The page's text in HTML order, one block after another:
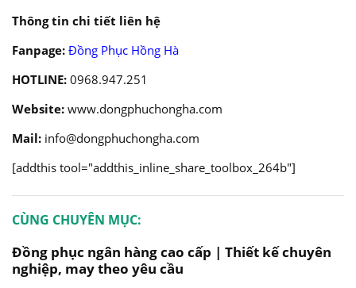
Thông tin chi tiết liên hệ
Fanpage: Đồng Phục Hồng Hà
HOTLINE: 0968.947.251
Website: www.dongphuchongha.com
Mail: info@dongphuchongha.com
[addthis tool="addthis_inline_share_toolbox_264b"]
CÙNG CHUYÊN MỤC:
Đồng phục ngân hàng cao cấp | Thiết kế chuyên
nghiệp, may theo yêu cầu